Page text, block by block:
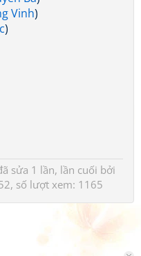
Vinh)
)
sửa 1 lần, lần cuối bởi
số lượt xem: 1165